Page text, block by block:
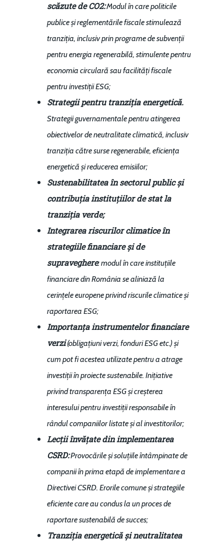
scăzute de CO2:Modul în care politicile
publice și reglementările fiscale stimulează
tranziția, inclusiv prin programe de subvenții
pentru energia regenerabilă, stimulente pentru
economia circulară sau facilități fiscale
pentru investiții ESG;
Strategii pentru tranziția energetică.
Strategii guvernamentale pentru atingerea
obiectivelor de neutralitate climatică, inclusiv
tranziția către surse regenerabile, eficiența
energetică și reducerea emisiilor;
Sustenabilitatea în sectorul public și
contribuția instituțiilor de stat la
tranziția verde;
Integrarea riscurilor climatice în
strategiile financiare și de
supraveghere: modul în care instituțiile
financiare din România se aliniază la
cerințele europene privind riscurile climatice și
raportarea ESG;
Importanța instrumentelor financiare
verzi(obligațiuni verzi, fonduri ESG etc.) și
cum pot fi acestea utilizate pentru a atrage
investiții în proiecte sustenabile. Inițiative
privind transparența ESG și creșterea
interesului pentru investiții responsabile în
rândul companiilor listate și al investitorilor;
Lecții învățate din implementarea
CSRD:Provocările și soluțiile întâmpinate de
companii în prima etapă de implementare a
Directivei CSRD. Erorile comune și strategiile
eficiente care au condus la un proces de
raportare sustenabilă de succes;
Tranziția energetică și neutralitatea